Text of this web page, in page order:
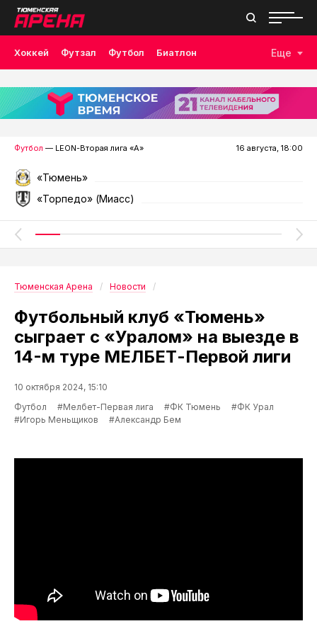
Хоккей Футзал Футбол Биатлон
Лыжные гонки Волейбол Плавание Дзюдо
Скалолазание Велоспорт Бокс
Еще
Футбол — LEON-Вторая лига «А» 16 августа, 18:00
«Тюмень»
«Торпедо» (Миасс)
Тюменская Арена Новости
Футбольный клуб «Тюмень»
сыграет с «Уралом» на выезде в
14-м туре МЕЛБЕТ-Первой лиги
10 октября 2024, 15:10
Футбол
#Мелбет-Первая лига #ФК Тюмень
#ФК Урал
#Игорь Меньщиков
#Александр Бем